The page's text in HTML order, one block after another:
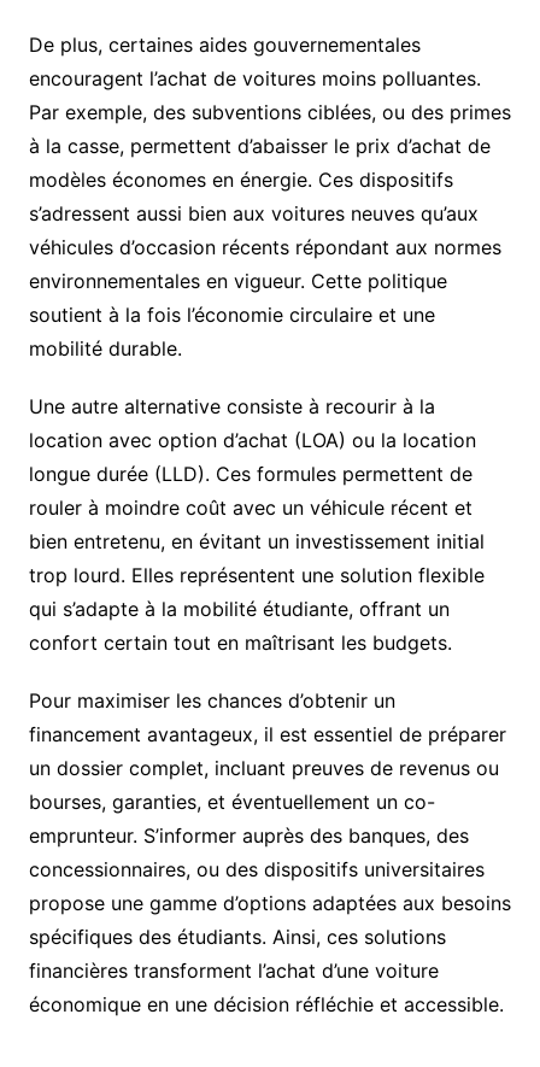
De plus, certaines aides gouvernementales
encouragent l’achat de voitures moins polluantes.
Par exemple, des subventions ciblées, ou des primes
à la casse, permettent d’abaisser le prix d’achat de
modèles économes en énergie. Ces dispositifs
s’adressent aussi bien aux voitures neuves qu’aux
véhicules d’occasion récents répondant aux normes
environnementales en vigueur. Cette politique
soutient à la fois l’économie circulaire et une
mobilité durable.
Une autre alternative consiste à recourir à la
location avec option d’achat (LOA) ou la location
longue durée (LLD). Ces formules permettent de
rouler à moindre coût avec un véhicule récent et
bien entretenu, en évitant un investissement initial
trop lourd. Elles représentent une solution flexible
qui s’adapte à la mobilité étudiante, offrant un
confort certain tout en maîtrisant les budgets.
Pour maximiser les chances d’obtenir un
financement avantageux, il est essentiel de préparer
un dossier complet, incluant preuves de revenus ou
bourses, garanties, et éventuellement un co-
emprunteur. S’informer auprès des banques, des
concessionnaires, ou des dispositifs universitaires
propose une gamme d’options adaptées aux besoins
spécifiques des étudiants. Ainsi, ces solutions
financières transforment l’achat d’une voiture
économique en une décision réfléchie et accessible.